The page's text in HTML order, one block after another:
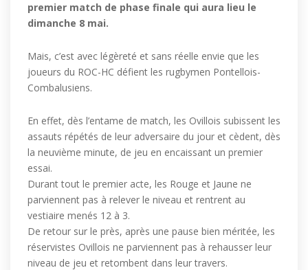
premier match de phase finale qui aura lieu le
dimanche 8 mai.
Mais, c’est avec légèreté et sans réelle envie que les
joueurs du ROC-HC défient les rugbymen Pontellois-
Combalusiens.
En effet, dès l’entame de match, les Ovillois subissent les
assauts répétés de leur adversaire du jour et cèdent, dès
la neuvième minute, de jeu en encaissant un premier
essai.
Durant tout le premier acte, les Rouge et Jaune ne
parviennent pas à relever le niveau et rentrent au
vestiaire menés 12 à 3.
De retour sur le près, après une pause bien méritée, les
réservistes Ovillois ne parviennent pas à rehausser leur
niveau de jeu et retombent dans leur travers.